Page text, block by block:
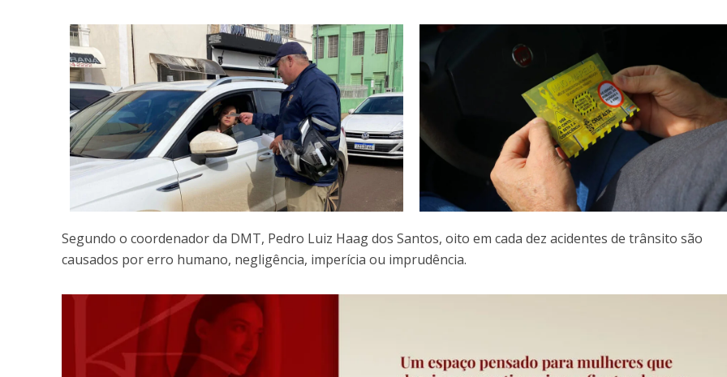
Segundo o coordenador da DMT, Pedro Luiz Haag dos Santos, oito em cada dez acidentes de trânsito são
causados por erro humano, negligência, imperícia ou imprudência.